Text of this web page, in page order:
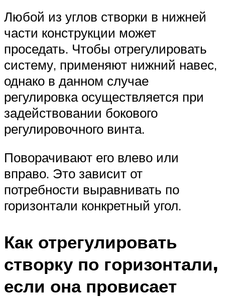
Любой из углов створки в нижней
части конструкции может
проседать. Чтобы отрегулировать
систему, применяют нижний навес,
однако в данном случае
регулировка осуществляется при
задействовании бокового
регулировочного винта.
Поворачивают его влево или
вправо. Это зависит от
потребности выравнивать по
горизонтали конкретный угол.
Как отрегулировать
створку по горизонтали,
если она провисает